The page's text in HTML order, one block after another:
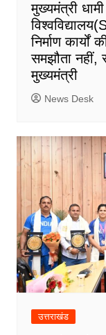
मुख्यमंत्री
निर्माण कार्यों
समझौता नहीं,
मुख्यमंत्री
News Desk
उत्तराखंड